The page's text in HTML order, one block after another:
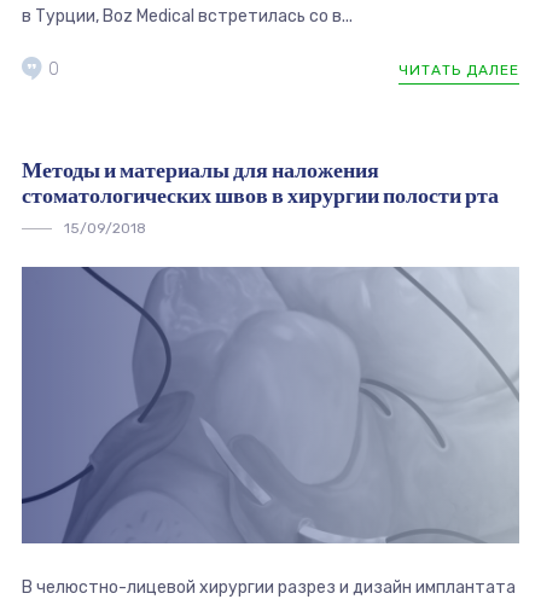
в Турции, Boz Medical встретилась со в...
ЧИТАТЬ ДАЛЕЕ
0
Методы и материалы для наложения
стоматологических швов в хирургии полости рта
15/09/2018
В челюстно-лицевой хирургии разрез и дизайн имплантата